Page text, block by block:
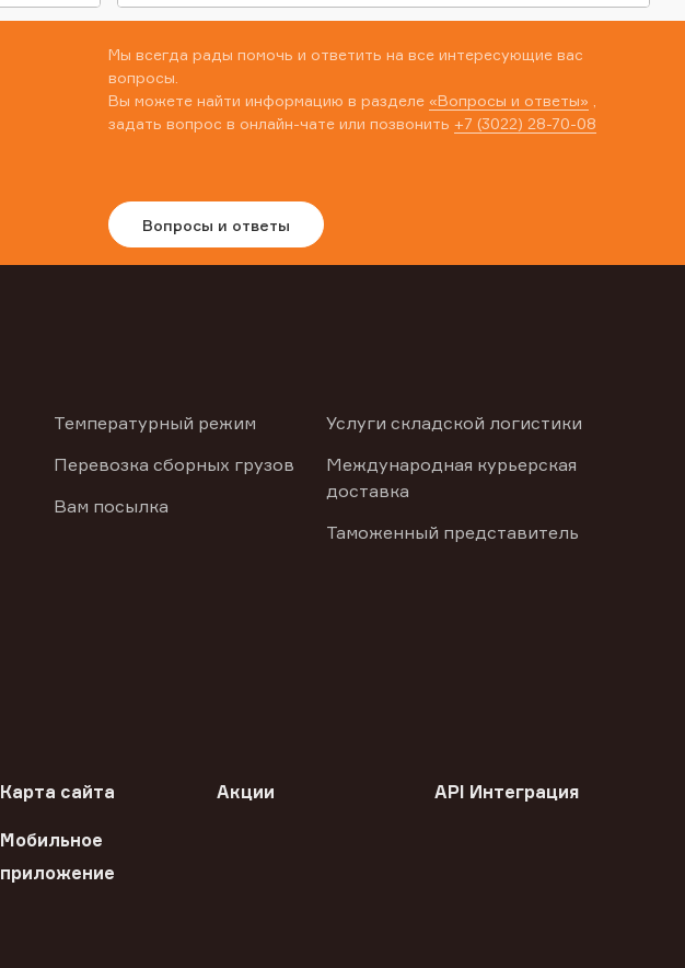
Мы всегда рады помочь и ответить на все интересующие вас
вопросы.
Вы можете найти информацию в разделе «Вопросы и ответы»
задать вопрос в онлайн-чате или позвонить +7 (3022) 28-70-08
Вопросы и ответы
Температурный режим
Перевозка сборных грузов
Вам посылка
Услуги складской логистики
Международная курьерская
доставка
Таможенный представитель
Карта сайта Акции API Интеграция
Мобильное
приложение